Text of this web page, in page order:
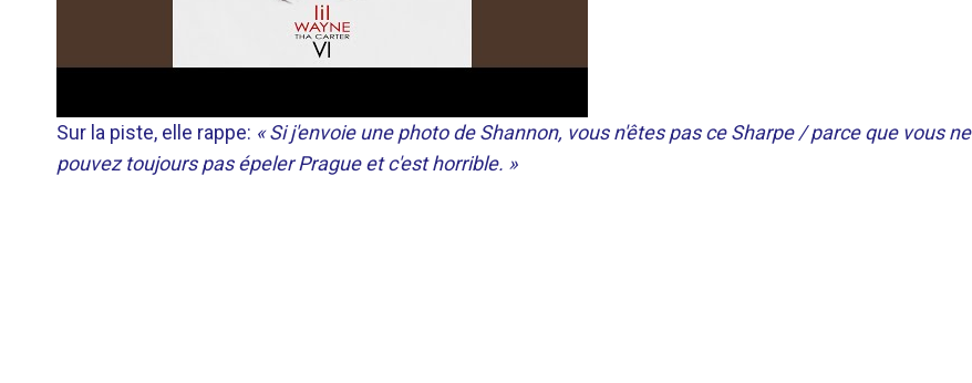
Sur la piste, elle rappe: « Si j'envoie une photo de Shannon, vous n'êtes pas ce Sharpe / parce que vous ne
pouvez toujours pas épeler Prague et c'est horrible. »